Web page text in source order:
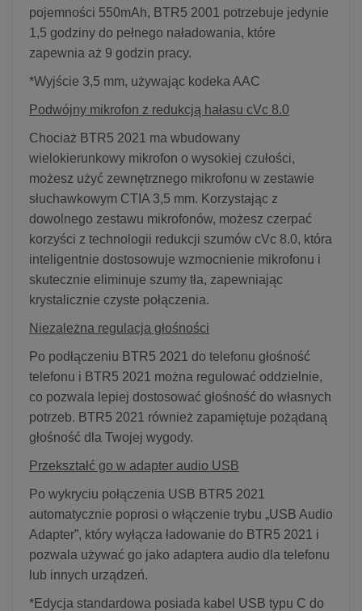
pojemności 550mAh, BTR5 2001 potrzebuje jedynie
1,5 godziny do pełnego naładowania, które
zapewnia aż 9 godzin pracy.
*Wyjście 3,5 mm, używając kodeka AAC
Podwójny mikrofon z redukcją hałasu cVc 8.0
Chociaż BTR5 2021 ma wbudowany
wielokierunkowy mikrofon o wysokiej czułości,
możesz użyć zewnętrznego mikrofonu w zestawie
słuchawkowym CTIA 3,5 mm. Korzystając z
dowolnego zestawu mikrofonów, możesz czerpać
korzyści z technologii redukcji szumów cVc 8.0, która
inteligentnie dostosowuje wzmocnienie mikrofonu i
skutecznie eliminuje szumy tła, zapewniając
krystalicznie czyste połączenia.
Niezależna regulacja głośności
Po podłączeniu BTR5 2021 do telefonu głośność
telefonu i BTR5 2021 można regulować oddzielnie,
co pozwala lepiej dostosować głośność do własnych
potrzeb. BTR5 2021 również zapamiętuje pożądaną
głośność dla Twojej wygody.
Przekształć go w adapter audio USB
Po wykryciu połączenia USB BTR5 2021
automatycznie poprosi o włączenie trybu „USB Audio
Adapter”, który wyłącza ładowanie do BTR5 2021 i
pozwala używać go jako adaptera audio dla telefonu
lub innych urządzeń.
*Edycja standardowa posiada kabel USB typu C do